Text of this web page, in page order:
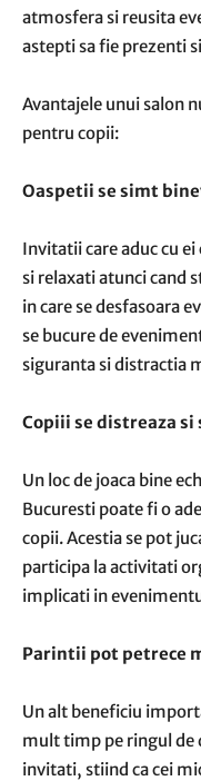
atmosfera si reusita
astepti sa fie prezenti
Avantajele unui salon
pentru copii:
Oaspetii se simt
Invitatii care aduc cu
si relaxati atunci cand
in care se desfasoara
se bucure de
siguranta si distractia
Copiii se distreaza
Un loc de joaca bine
Bucuresti poate fi o
copii. Acestia se pot
participa la activitati
implicati in
Parintii pot petrece
Un alt beneficiu
mult timp pe ringul de
invitati, stiind ca cei